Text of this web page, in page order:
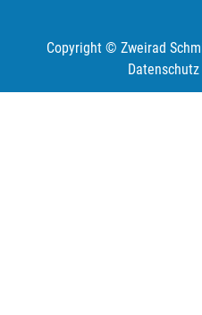
Copyright © Zweirad
Datenschutz